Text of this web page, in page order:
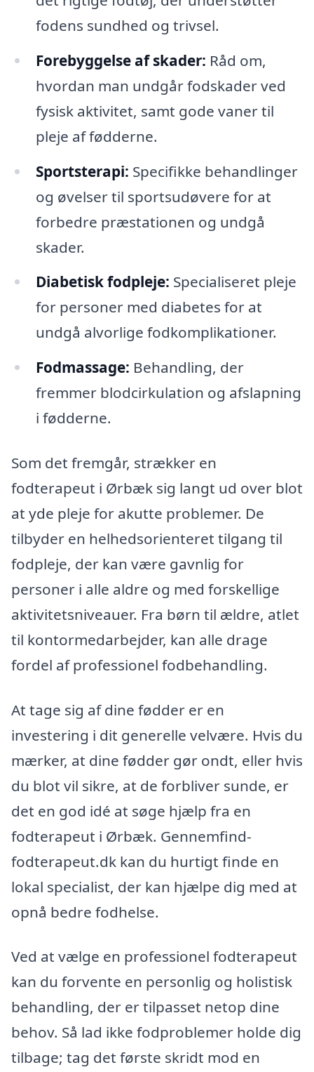
fodens sundhed og trivsel.
Forebyggelse af skader: Råd om,
hvordan man undgår fodskader ved
fysisk aktivitet, samt gode vaner til
pleje af fødderne.
Sportsterapi: Specifikke behandlinger
og øvelser til sportsudøvere for at
forbedre præstationen og undgå
skader.
Diabetisk fodpleje: Specialiseret pleje
for personer med diabetes for at
undgå alvorlige fodkomplikationer.
Fodmassage: Behandling, der
fremmer blodcirkulation og afslapning
i fødderne.
Som det fremgår, strækker en
fodterapeut i Ørbæk sig langt ud over blot
at yde pleje for akutte problemer. De
tilbyder en helhedsorienteret tilgang til
fodpleje, der kan være gavnlig for
personer i alle aldre og med forskellige
aktivitetsniveauer. Fra børn til ældre, atlet
til kontormedarbejder, kan alle drage
fordel af professionel fodbehandling.
At tage sig af dine fødder er en
investering i dit generelle velvære. Hvis du
mærker, at dine fødder gør ondt, eller hvis
du blot vil sikre, at de forbliver sunde, er
det en god idé at søge hjælp fra en
fodterapeut i Ørbæk. Gennemfind-
fodterapeut.dk kan du hurtigt finde en
lokal specialist, der kan hjælpe dig med at
opnå bedre fodhelse.
Ved at vælge en professionel fodterapeut
kan du forvente en personlig og holistisk
behandling, der er tilpasset netop dine
behov. Så lad ikke fodproblemer holde dig
tilbage; tag det første skridt mod en